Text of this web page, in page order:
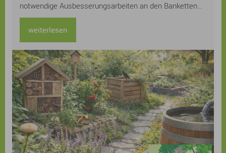
notwendige Ausbesserungsarbeiten an den Banketten
statt. Für diesen Zeitraum muss die Straße voll gesperrt
werden.
weiterlesen